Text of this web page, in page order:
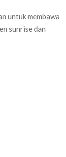
untuk membawa
sunrise dan